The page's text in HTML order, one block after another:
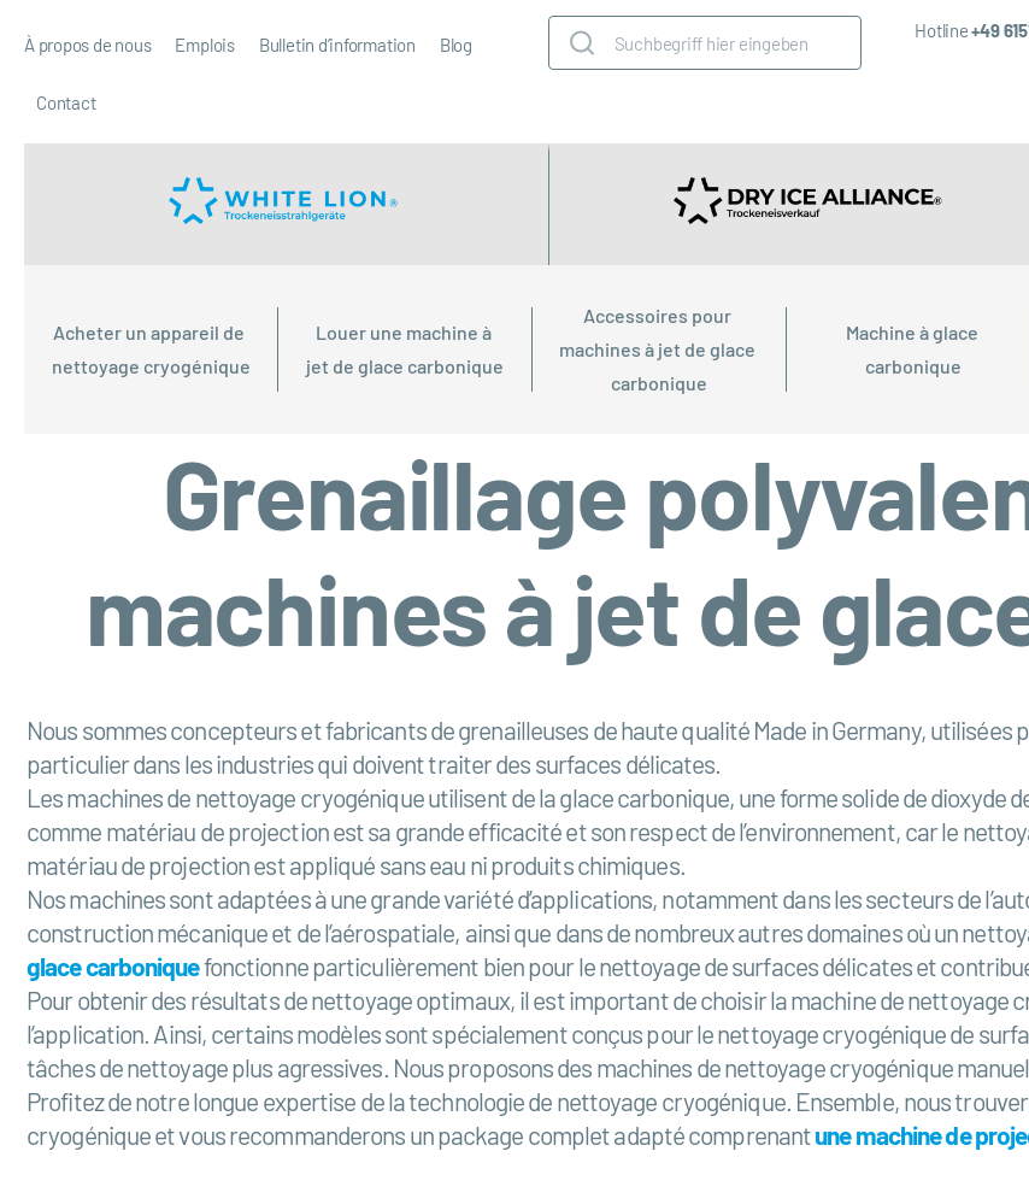
À propos de nous Emplois Bulletin d’information Blog
Contact
Hotline+49
Acheter un appareil de
nettoyage cryogénique
Louer une machine à
jet de glace carbonique
Accessoires pour
machines à jet de glace
carbonique
Machine à glace
carbonique
Grenaillage
machines à jet de
Nous sommes concepteurs et fabricants de grenailleuses de haute qualité Made in Germany, utilisées
particulier dans les industries qui doivent traiter des surfaces délicates.
Les machines de nettoyage cryogénique utilisent de la glace carbonique, une forme solide de dioxyde
comme matériau de projection est sa grande efficacité et son respect de l’environnement, car le
matériau de projection est appliqué sans eau ni produits chimiques.
Nos machines sont adaptées à une grande variété d’applications, notamment dans les secteurs de
construction mécanique et de l’aérospatiale, ainsi que dans de nombreux autres domaines où un
glace carboniquefonctionne particulièrement bien pour le nettoyage de surfaces délicates et
Pour obtenir des résultats de nettoyage optimaux, il est important de choisir la machine de nettoyage
l’application. Ainsi, certains modèles sont spécialement conçus pour le nettoyage cryogénique de
tâches de nettoyage plus agressives. Nous proposons des machines de nettoyage cryogénique
Profitez de notre longue expertise de la technologie de nettoyage cryogénique. Ensemble, nous
cryogénique et vous recommanderons un package complet adapté comprenantune machine de